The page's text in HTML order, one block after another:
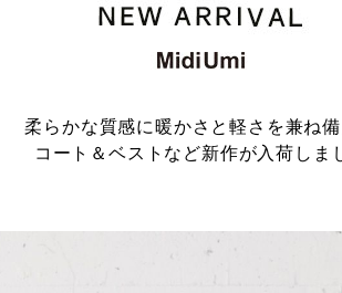
柔らかな質感に暖かさと軽さを兼ね備
コート＆ベストなど新作が入荷しま